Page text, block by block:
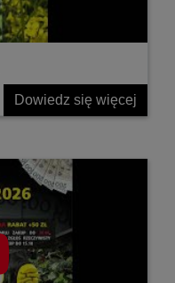
Dowiedz się więcej